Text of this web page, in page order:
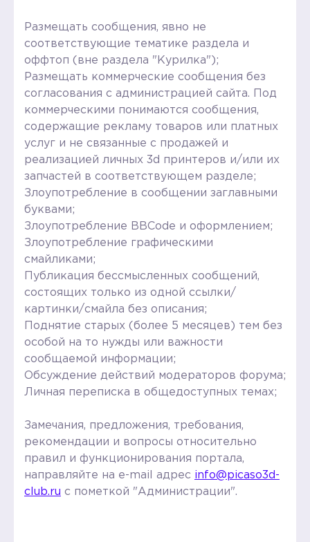
Размещать сообщения, явно не
соответствующие тематике раздела и
оффтоп (вне раздела "Курилка");
Размещать коммерческие сообщения без
согласования с администрацией сайта. Под
коммерческими понимаются сообщения,
содержащие рекламу товаров или платных
услуг и не связанные с продажей и
реализацией личных 3d принтеров и/или их
запчастей в соответствующем разделе;
Злоупотребление в сообщении заглавными
буквами;
Злоупотребление BBCode и оформлением;
Злоупотребление графическими
смайликами;
Публикация бессмысленных сообщений,
состоящих только из одной ссылки/
картинки/смайла без описания;
Поднятие старых (более 5 месяцев) тем без
особой на то нужды или важности
сообщаемой информации;
Обсуждение действий модераторов форума;
Личная переписка в общедоступных темах;
Замечания, предложения, требования,
рекомендации и вопросы относительно
правил и функционирования портала,
направляйте на e-mail адрес info@picaso3d-
club.ru с пометкой "Администрации".